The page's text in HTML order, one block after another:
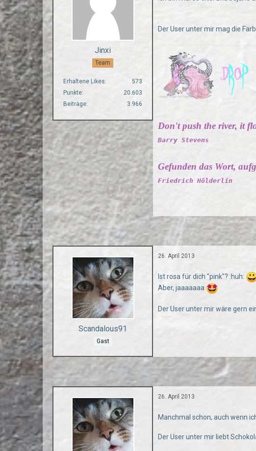
Jinxi
Team
Erhaltene Likes
573
Punkte
20.603
Beiträge
3.966
Der User unter mir mag die
Don't push the river, it
Barry Stevens
Gefunden das Wort,
Friedrich Hölderlin
Scandalous91
Gast
26. April 2013
Ist rosa für dich "pink"? :huh:
Aber, jaaaaaaa
Der User unter mir wäre gern
26. April 2013
Manchmal schon, auch wenn
Der User unter mir liebt